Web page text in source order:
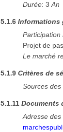
Durée:3 An
5.1.6Informations
Participation
Projet de
Le marché
5.1.9Critères de
Sources
5.1.11Documents
Adresse